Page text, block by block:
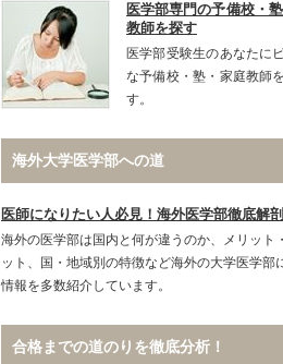
医学部専門の予備校・
教師を探す
医学部受験生のあなたに
な予備校・塾・家庭教師
す。
海外大学医学部への道
医師になりたい人必見！海外医学部徹底解剖
海外の医学部は国内と何が違うのか、メリット
ット、国・地域別の特徴など海外の大学医学部
情報を多数紹介しています。
合格までの道のりを徹底分析！